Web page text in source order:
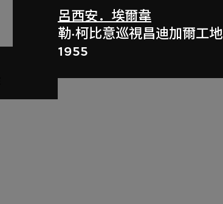
呂西安．埃爾韋
勒·柯比意巡視昌迪加爾工地
1955